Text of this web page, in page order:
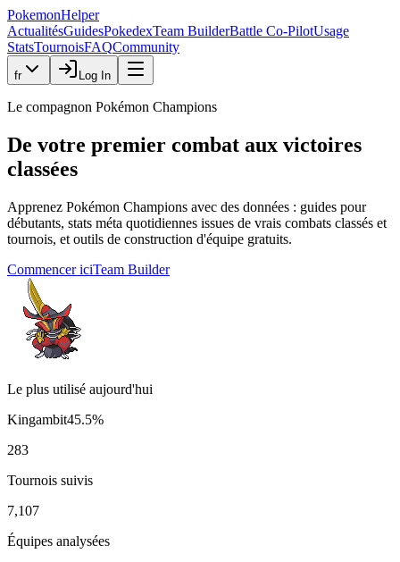
PokemonHelper
ActualitésGuidesPokedexTeam BuilderBattle Co-PilotUsage
StatsTournoisFAQCommunity
fr Log In
Le compagnon Pokémon Champions
De votre premier combat aux victoires
classées
Apprenez Pokémon Champions avec des données : guides pour
débutants, stats méta quotidiennes issues de vrais combats classés et
tournois, et outils de construction d'équipe gratuits.
Commencer iciTeam Builder
Le plus utilisé aujourd'hui
Kingambit45.5%
283
Tournois suivis
7,107
Équipes analysées